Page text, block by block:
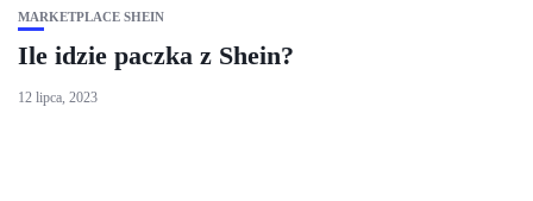
MARKETPLACE SHEIN
Ile idzie paczka z Shein?
12 lipca, 2023